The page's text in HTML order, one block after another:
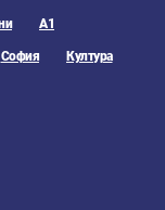
А1
София Култура